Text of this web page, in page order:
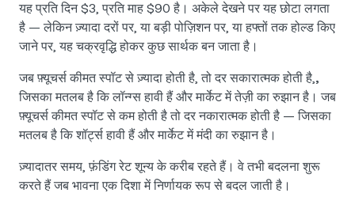
यह प्रति दिन $3, प्रति माह $90 है। अकेले देखने पर यह छोटा लगता
है — लेकिन ज़्यादा दरों पर, या बड़ी पोज़िशन पर, या हफ्तों तक होल्ड किए
जाने पर, यह चक्रवृद्धि होकर कुछ सार्थक बन जाता है।
जब फ़्यूचर्स कीमत स्पॉट से ज़्यादा होती है, तो दर सकारात्मक होती है,,
जिसका मतलब है कि लॉन्ग्स हावी हैं और मार्केट में तेज़ी का रुझान है। जब
फ़्यूचर्स कीमत स्पॉट से कम होती है तो दर नकारात्मक होती है — जिसका
मतलब है कि शॉर्ट्स हावी हैं और मार्केट में मंदी का रुझान है।
ज़्यादातर समय, फ़ंडिंग रेट शून्य के करीब रहते हैं। वे तभी बदलना शुरू
करते हैं जब भावना एक दिशा में निर्णायक रूप से बदल जाती है।